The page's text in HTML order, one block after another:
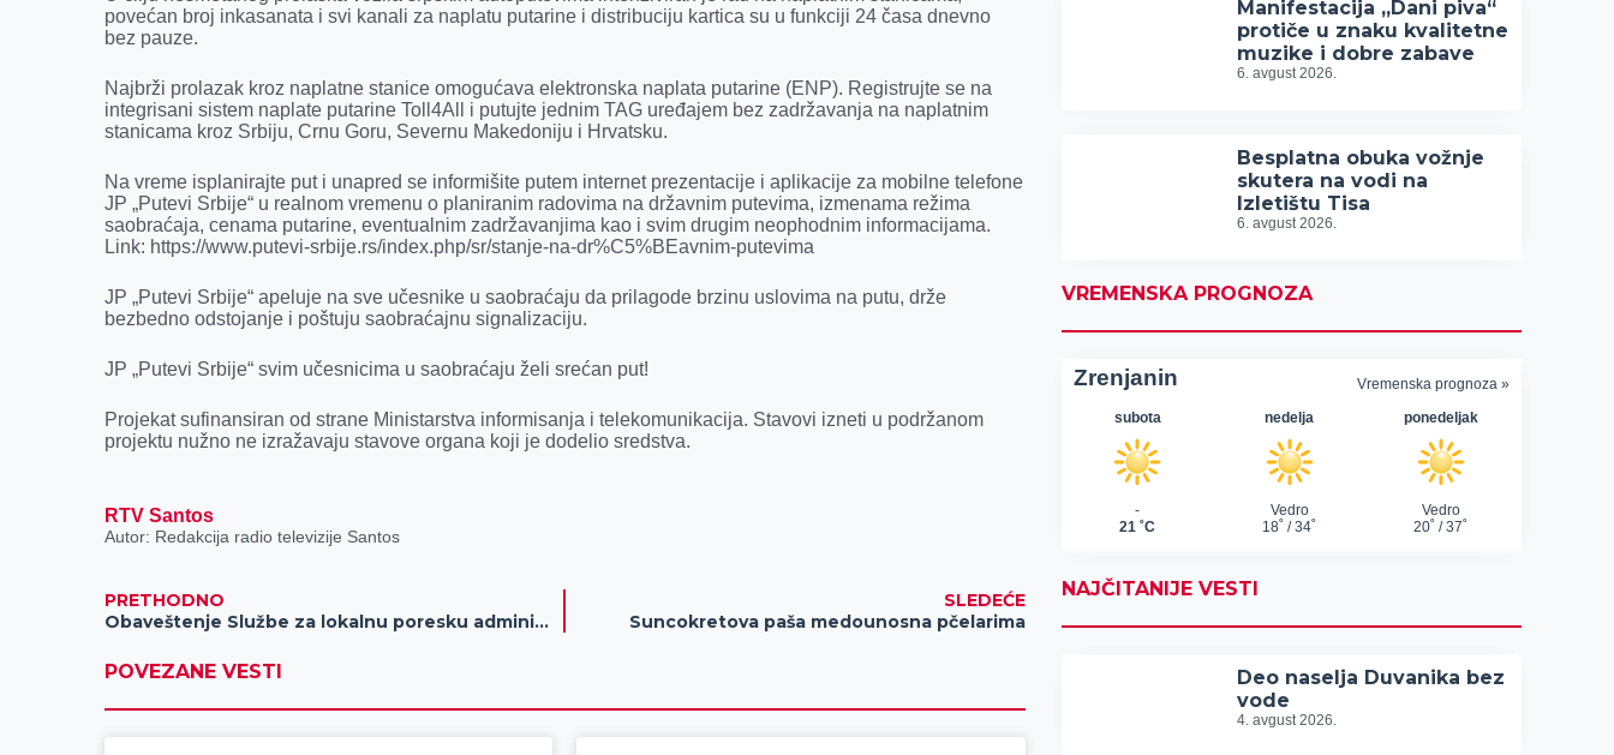
povećan broj inkasanata i svi kanali za naplatu putarine i distribuciju kartica su u funkciji 24 časa dnevno
bez pauze.
Najbrži prolazak kroz naplatne stanice omogućava elektronska naplata putarine (ENP). Registrujte se na
integrisani sistem naplate putarine Toll4All i putujte jednim TAG uređajem bez zadržavanja na naplatnim
stanicama kroz Srbiju, Crnu Goru, Severnu Makedoniju i Hrvatsku.
Na vreme isplanirajte put i unapred se informišite putem internet prezentacije i aplikacije za mobilne telefone
JP „Putevi Srbije“ u realnom vremenu o planiranim radovima na državnim putevima, izmenama režima
saobraćaja, cenama putarine, eventualnim zadržavanjima kao i svim drugim neophodnim informacijama.
Link: https://www.putevi-srbije.rs/index.php/sr/stanje-na-dr%C5%BEavnim-putevima
JP „Putevi Srbije“ apeluje na sve učesnike u saobraćaju da prilagode brzinu uslovima na putu, drže
bezbedno odstojanje i poštuju saobraćajnu signalizaciju.
JP „Putevi Srbije“ svim učesnicima u saobraćaju želi srećan put!
Projekat sufinansiran od strane Ministarstva informisanja i telekomunikacija. Stavovi izneti u podržanom
projektu nužno ne izražavaju stavove organa koji je dodelio sredstva.
RTV Santos
Autor: Redakcija radio televizije Santos
PRETHODNO
Obaveštenje Službe za lokalnu poresku administraciju
SLEDEĆE
Suncokretova paša medounosna pčelarima
POVEZANE VESTI
Manifestacija „Dani piva“
protiče u znaku kvalitetne
muzike i dobre zabave
6. avgust 2026.
Besplatna obuka vožnje
skutera na vodi na
Izletištu Tisa
6. avgust 2026.
VREMENSKA PROGNOZA
NAJČITANIJE VESTI
Deo naselja Duvanika bez
vode
4. avgust 2026.